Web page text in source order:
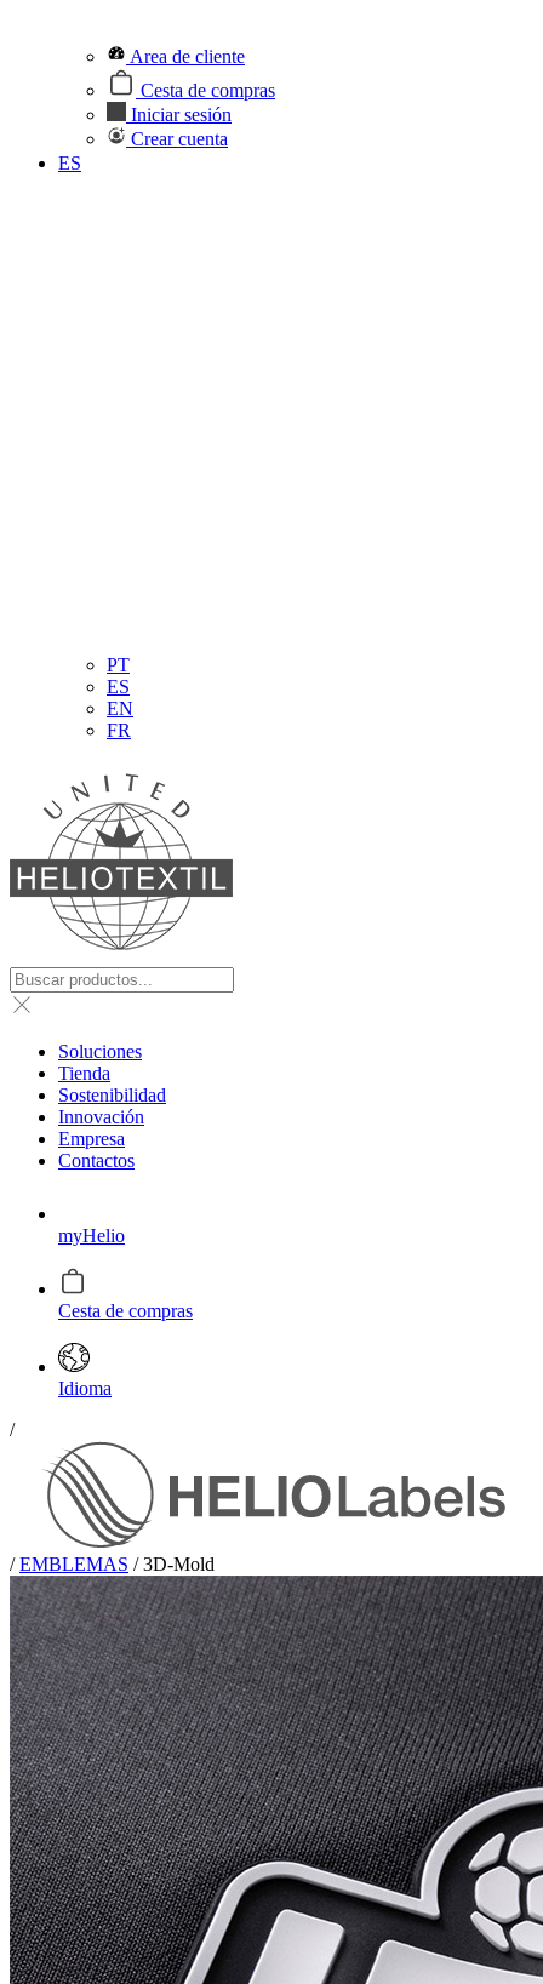
Area de cliente
Cesta de compras
Iniciar sesión
Crear cuenta
ES
PT
ES
EN
FR
Soluciones
Tienda
Sostenibilidad
Innovación
Empresa
Contactos
myHelio
Cesta de compras
Idioma
/
/ EMBLEMAS / 3D-Mold